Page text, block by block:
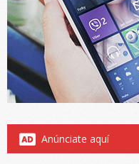
Anúnciate aquí